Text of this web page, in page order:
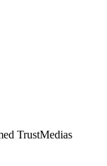
TrustMedias